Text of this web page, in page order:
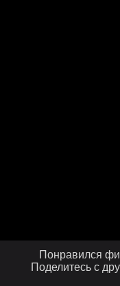
Понравился
Поделитесь с